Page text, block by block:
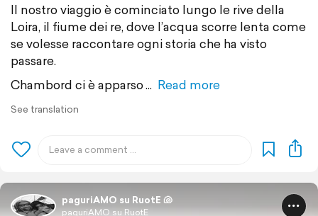
Il nostro viaggio è cominciato lungo le rive della
Loira, il fiume dei re, dove l’acqua scorre lenta come
se volesse raccontare ogni storia che ha visto
passare.
Chambord ci è apparso
Read more
See translation
paguriAMO su RuotE 🐚
paguriAMO su RuotE